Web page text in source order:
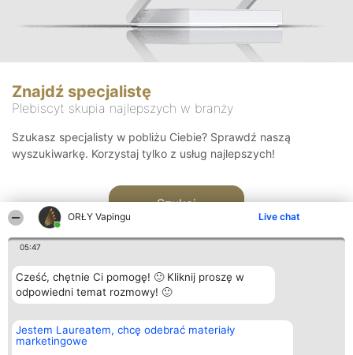
ORŁY Vapingu Live chat
05:47
Cześć, chętnie Ci pomogę! 🙂 Kliknij proszę w
odpowiedni temat rozmowy! 🙂
Jestem Laureatem, chcę odebrać materiały
marketingowe
Znajdź specjalistę
Plebiscyt skupia najlepszych w branży
Szukasz specjalisty w pobliżu Ciebie? Sprawdź naszą
wyszukiwarkę. Korzystaj tylko z usług najlepszych!
Szukaj
Organizator plebiscytu
Bright Side Solutions sp. z o.
o. sp. k.
Plebiscyt
Laureaci
Kontakt
Kontakt